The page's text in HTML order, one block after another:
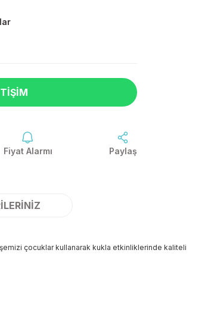
Fiyat Alarmı Paylaş
çocuklar kullanarak kukla etkinliklerinde kaliteli